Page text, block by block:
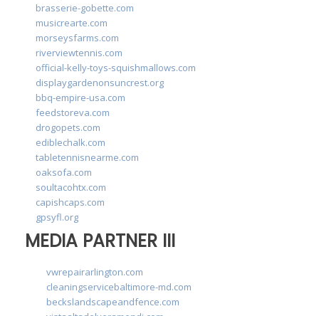
brasserie-gobette.com
musicrearte.com
morseysfarms.com
riverviewtennis.com
official-kelly-toys-squishmallows.com
displaygardenonsuncrest.org
bbq-empire-usa.com
feedstoreva.com
drogopets.com
ediblechalk.com
tabletennisnearme.com
oaksofa.com
soultacohtx.com
capishcaps.com
gpsyfl.org
MEDIA PARTNER III
vwrepairarlington.com
cleaningservicebaltimore-md.com
beckslandscapeandfence.com